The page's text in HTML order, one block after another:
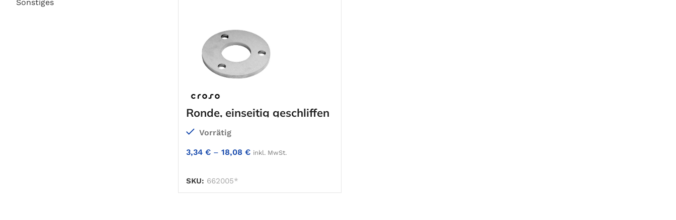
Sonstiges
Ronde, einseitig geschliffen
Vorrätig
3,34 €– 18,08 € inkl. MwSt.
SKU: 662005*